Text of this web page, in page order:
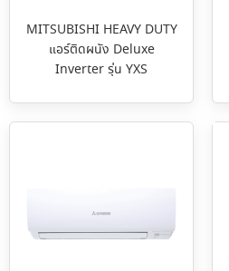
MITSUBISHI HEAVY DUTY
แอร์ติดผนัง Deluxe
Inverter รุ่น YXS